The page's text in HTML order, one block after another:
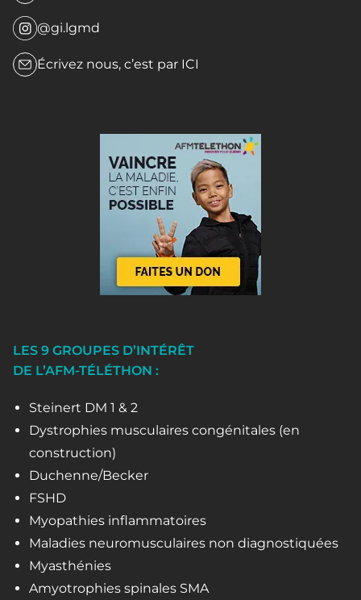
@gi.lgmd
Écrivez nous, c’est par ICI
LES 9 GROUPES D’INTÉRÊT
DE L’AFM-TÉLÉTHON :
Steinert DM 1 & 2
Dystrophies musculaires congénitales (en
construction)
Duchenne/Becker
FSHD
Myopathies inflammatoires
Maladies neuromusculaires non diagnostiquées
Myasthénies
Amyotrophies spinales SMA